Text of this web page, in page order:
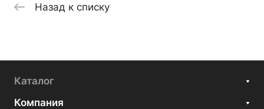
Назад к списку
Каталог
Компания